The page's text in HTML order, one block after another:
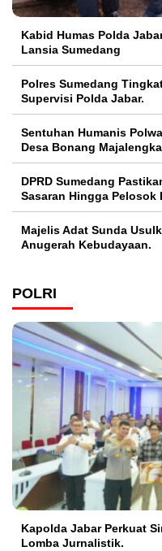
Kabid Humas Polda
Lansia Sumedang
Polres Sumedang
Supervisi Polda Jabar.
Sentuhan Humanis
Desa Bonang
DPRD Sumedang
Sasaran Hingga Pelosok
Majelis Adat Sunda
Anugerah Kebudayaan.
POLRI
Kapolda Jabar Perkuat
Lomba Jurnalistik.